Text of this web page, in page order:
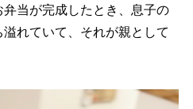
当が完成したとき、息子の
れていて、それが親として